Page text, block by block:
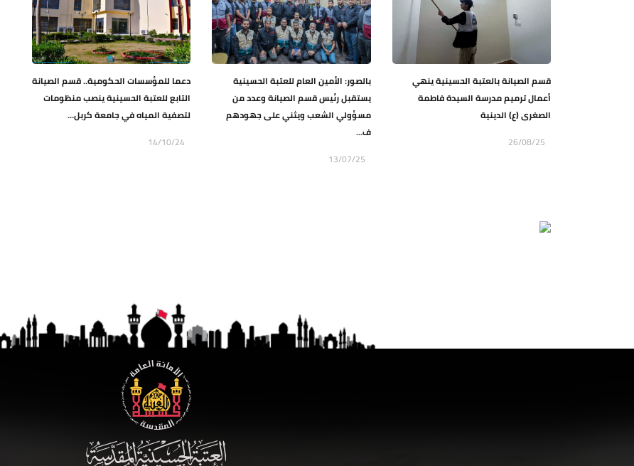
قسم الصيانة بالعتبة الحسينية ينهي
أعمال ترميم مدرسة السيدة فاطمة
الصغرى (ع) الدينية
26/08/25
بالصور: الأمين العام للعتبة الحسينية
يستقبل رئيس قسم الصيانة وعدد من
مسؤولي الشعب ويثني على جهودهم
ف...
13/07/25
دعما للمؤسسات الحكومية.. قسم الصيانة
التابع للعتبة الحسينية ينصب منظومات
لتصفية المياه في جامعة كربل...
14/10/24